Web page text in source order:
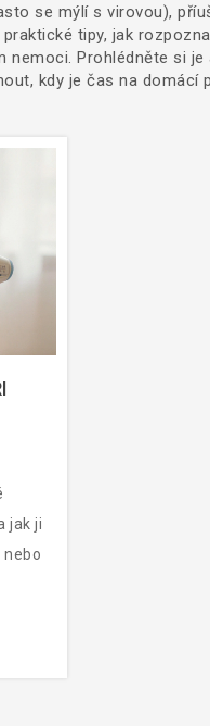
se mýlí s virovou),
tipy, jak
Prohlédněte si
kdy je čas na domácí
jak ji
nebo